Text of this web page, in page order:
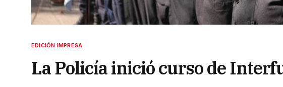
EDICIÓN IMPRESA
La Policía inició curso de